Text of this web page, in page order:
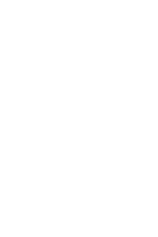
Cinsel yaşamda
Cinsel birliktelik, kalp ve
ulaşabilir ler. Sevgi, güzel